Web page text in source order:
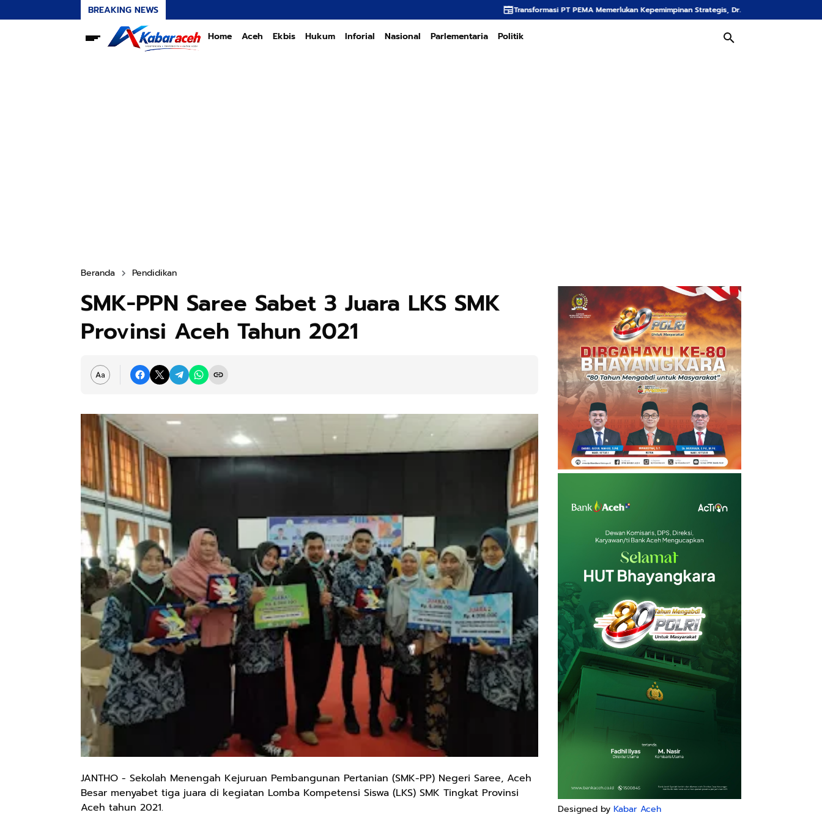
BREAKING NEWS Transformasi PT PEMA Memerlukan Kepemimpinan Strategis, Dr. Said Mulyadi Dinilai Memenuhi Kriteria
Home Aceh Ekbis Hukum Inforial Nasional Parlementaria Politik
Beranda Pendidikan
SMK-PPN Saree Sabet 3 Juara LKS SMK
Provinsi Aceh Tahun 2021
JANTHO - Sekolah Menengah Kejuruan Pembangunan Pertanian (SMK-PP) Negeri Saree, Aceh
Besar menyabet tiga juara di kegiatan Lomba Kompetensi Siswa (LKS) SMK Tingkat Provinsi
Aceh tahun 2021.
Designed by Kabar Aceh